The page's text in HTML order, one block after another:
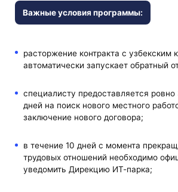
Важные условия программы:
расторжение контракта с узбекским
автоматически запускает обратный
специалисту предоставляется
дней на поиск нового местного
заключение нового договора;
в течение 10 дней с момента
трудовых отношений необходимо
уведомить Дирекцию ИТ-парка;